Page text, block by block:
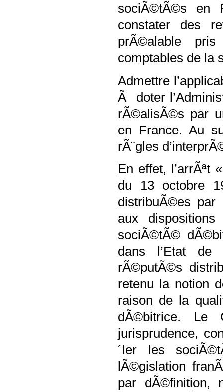
sociÃ©tÃ©s en
constater des
prÃ©alable
comptables de la
Admettre
Ã doter
rÃ©alisÃ©s par
en France. Au
rÃ¨gles
En effet, l’arrÃªt
du 13 octobre
distribuÃ©es par
aux
sociÃ©tÃ©
dans l’Etat de
rÃ©putÃ©s
retenu la notion
raison de la
dÃ©bitrice. Le
jurisprudence,
´ler les
lÃ©gislation
par dÃ©finition,